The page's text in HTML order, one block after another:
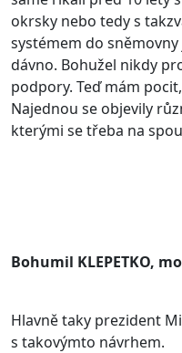
okrsky nebo tedy s
systémem do
dávno. Bohužel nikdy
podpory. Teď mám
Najednou se objevily
kterými se třeba na
Bohumil KLEPETKO,
Hlavně taky prezident
s takovýmto návrhem.